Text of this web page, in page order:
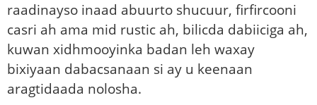
raadinayso inaad abuurto shucuur, firfircooni
casri ah ama mid rustic ah, bilicda dabiiciga ah,
kuwan xidhmooyinka badan leh waxay
bixiyaan dabacsanaan si ay u keenaan
aragtidaada nolosha.